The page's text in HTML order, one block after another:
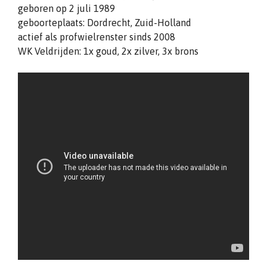
geboren op 2 juli 1989
geboorteplaats: Dordrecht, Zuid-Holland
actief als profwielrenster sinds 2008
WK Veldrijden: 1x goud, 2x zilver, 3x brons